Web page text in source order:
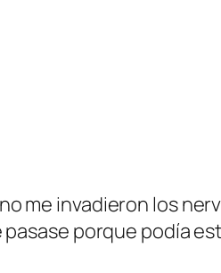
me invadieron los
porque podía